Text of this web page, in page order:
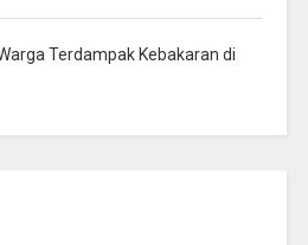
Terdampak Kebakaran di